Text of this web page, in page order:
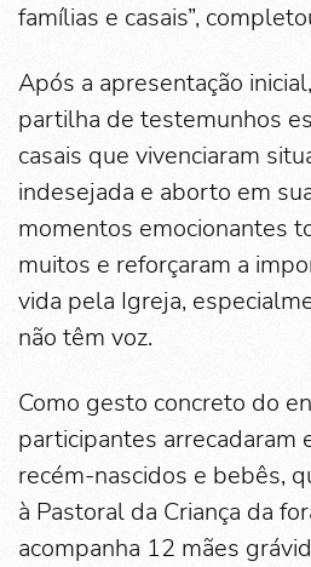
famílias e casais”,
Após a apresentação
partilha de testemunhos
casais que vivenciaram
indesejada e aborto em
momentos emocionantes
muitos e reforçaram a
vida pela Igreja,
não têm voz.
Como gesto concreto do
participantes arrecadaram
recém-nascidos e bebês,
à Pastoral da Criança da
acompanha 12 mães